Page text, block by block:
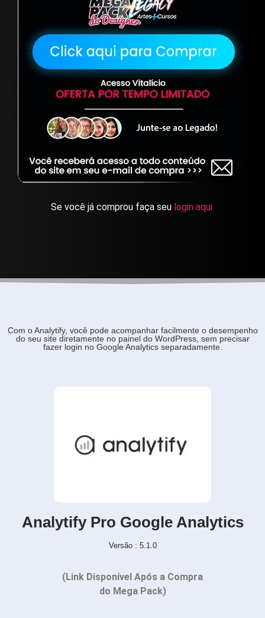
Se você já comprou faça seu login aqui
Com o Analytify, você pode acompanhar facilmente o desempenho
do seu site diretamente no painel do WordPress, sem precisar
fazer login no Google Analytics separadamente.
Analytify Pro Google Analytics
Versão : 5.1.0
(Link Disponível Após a Compra
do Mega Pack)